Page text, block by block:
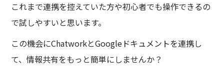
これまで連携を控えていた方や初心者でも操作できるの
で試しやすいと思います。
この機会にChatworkとGoogleドキュメントを連携し
て、情報共有をもっと簡単にしませんか？